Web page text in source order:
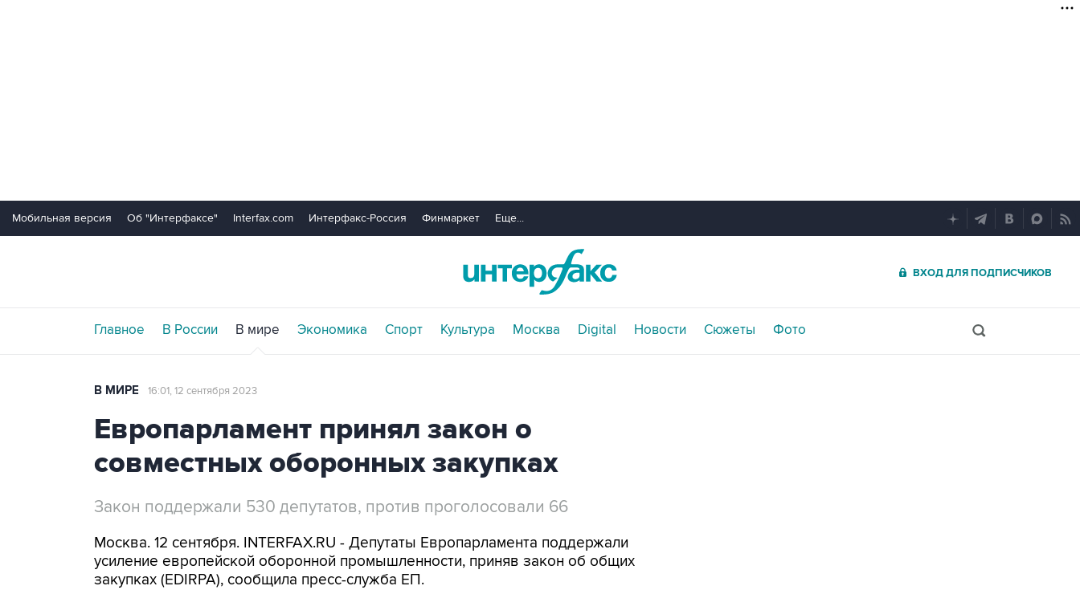
Мобильная версия Об "Интерфаксе" Interfax.com Интерфакс-Россия Финмаркет Еще...
ВХОД ДЛЯ ПОДПИСЧИКОВ
Главное В России В мире Экономика Спорт Культура Москва Digital Новости Сюжеты Фото
В МИРЕ 16:01, 12 сентября 2023
Европарламент принял закон о
совместных оборонных закупках
Закон поддержали 530 депутатов, против проголосовали 66
Москва. 12 сентября. INTERFAX.RU - Депутаты Европарламента поддержали
усиление европейской оборонной промышленности, приняв закон об общих
закупках (EDIRPA), сообщила пресс-служба ЕП.